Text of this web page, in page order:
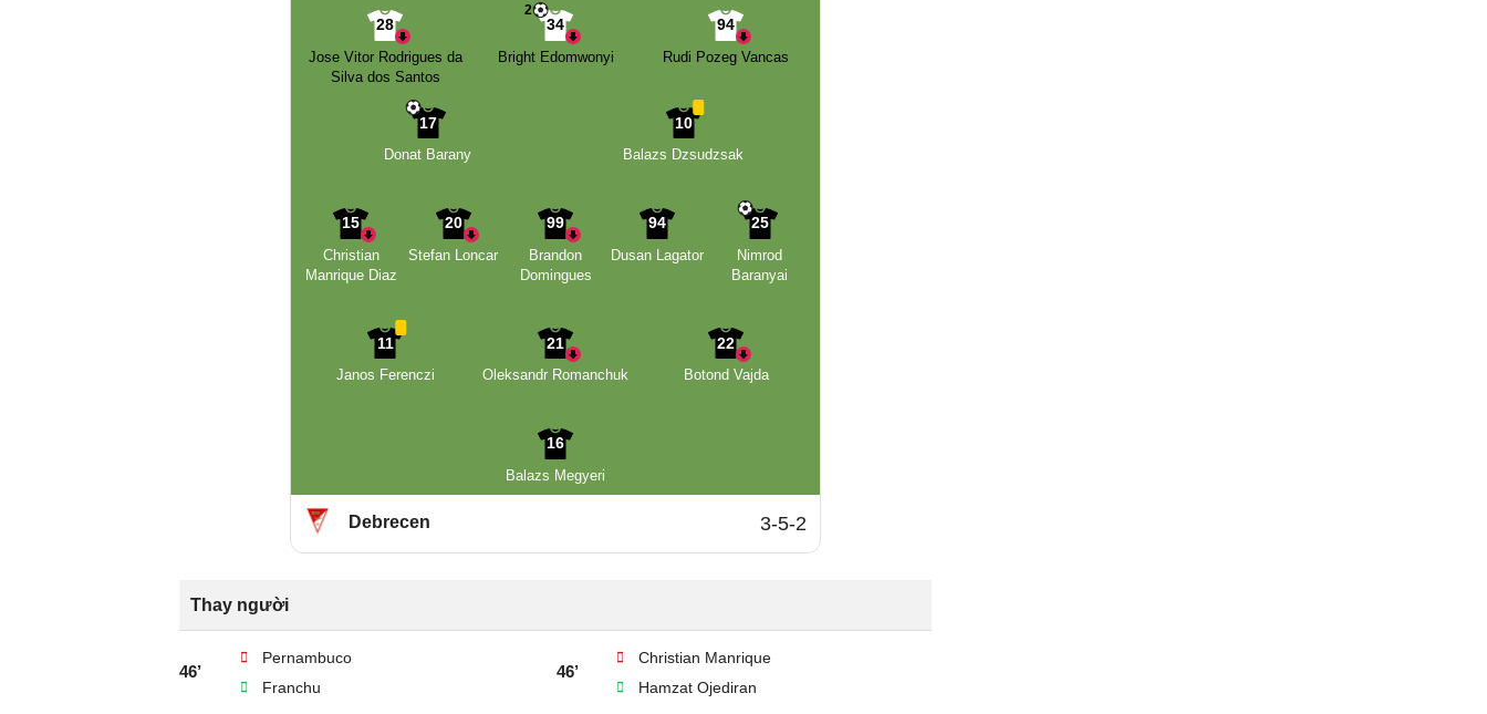
28
Jose Vitor Rodrigues da
Silva dos Santos
34
2
Bright Edomwonyi
94
Rudi Pozeg Vancas
17
Donat Barany
10
Balazs Dzsudzsak
15
Christian
Manrique Diaz
20
Stefan Loncar
99
Brandon
Domingues
94
Dusan Lagator
25
Nimrod
Baranyai
11
Janos Ferenczi
21
Oleksandr Romanchuk
22
Botond Vajda
16
Balazs Megyeri
Debrecen 3-5-2
Thay người
46’
Pernambuco
Franchu
46’
Christian Manrique
Hamzat Ojediran